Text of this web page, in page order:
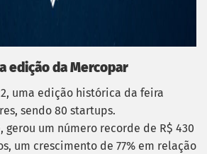
edição da Mercopar
uma edição histórica da feira
sendo 80 startups.
gerou um número recorde de R$ 430
um crescimento de 77% em relação